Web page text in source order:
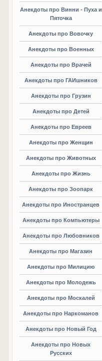
Анекдоты про Винни - Пуха и
Пяточка
Анекдоты про Вовочку
Анекдоты про Военных
Анекдоты про Врачей
Анекдоты про ГАИшников
Анекдоты про Грузин
Анекдоты про Детей
Анекдоты про Евреев
Анекдоты про Женщин
Анекдоты про Животных
Анекдоты про Жизнь
Анекдоты про Зоопарк
Анекдоты про Иностранцев
Анекдоты про Компьютеры
Анекдоты про Любовников
Анекдоты про Магазин
Анекдоты про Милицию
Анекдоты про Молодежь
Анекдоты про Москалей
Анекдоты про Наркоманов
Анекдоты про Новый Год
Анекдоты про Новых
Русских